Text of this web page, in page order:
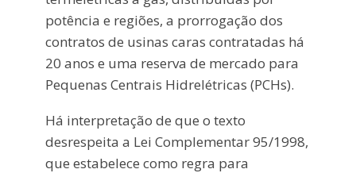
potência e regiões, a prorrogação dos
contratos de usinas caras contratadas há
20 anos e uma reserva de mercado para
Pequenas Centrais Hidrelétricas (PCHs).
Há interpretação de que o texto
desrespeita a Lei Complementar 95/1998,
que estabelece como regra para